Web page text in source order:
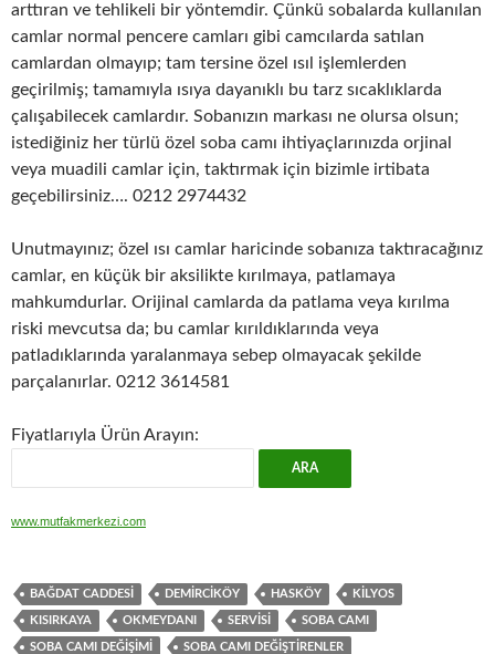
arttıran ve tehlikeli bir yöntemdir. Çünkü sobalarda kullanılan
camlar normal pencere camları gibi camcılarda satılan
camlardan olmayıp; tam tersine özel ısıl işlemlerden
geçirilmiş; tamamıyla ısıya dayanıklı bu tarz sıcaklıklarda
çalışabilecek camlardır. Sobanızın markası ne olursa olsun;
istediğiniz her türlü özel soba camı ihtiyaçlarınızda orjinal
veya muadili camlar için, taktırmak için bizimle irtibata
geçebilirsiniz…. 0212 2974432
Unutmayınız; özel ısı camlar haricinde sobanıza taktıracağınız
camlar, en küçük bir aksilikte kırılmaya, patlamaya
mahkumdurlar. Orijinal camlarda da patlama veya kırılma
riski mevcutsa da; bu camlar kırıldıklarında veya
patladıklarında yaralanmaya sebep olmayacak şekilde
parçalanırlar. 0212 3614581
Fiyatlarıyla Ürün Arayın:
www.mutfakmerkezi.com
BAĞDAT CADDESI DEMIRCIKÖY HASKÖY KILYOS
KISIRKAYA OKMEYDANI SERVISI SOBA CAMI
SOBA CAMI DEĞIŞIMI SOBA CAMI DEĞIŞTIRENLER